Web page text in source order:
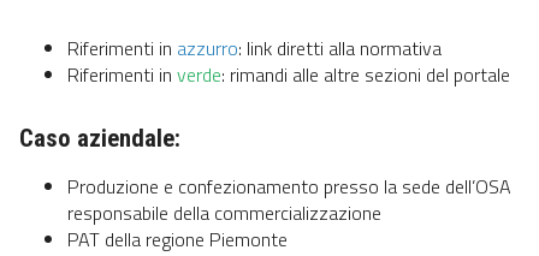
Riferimenti in azzurro: link diretti alla normativa
Riferimenti in verde: rimandi alle altre sezioni del portale
Caso aziendale:
Produzione e confezionamento presso la sede dell’OSA
responsabile della commercializzazione
PAT della regione Piemonte